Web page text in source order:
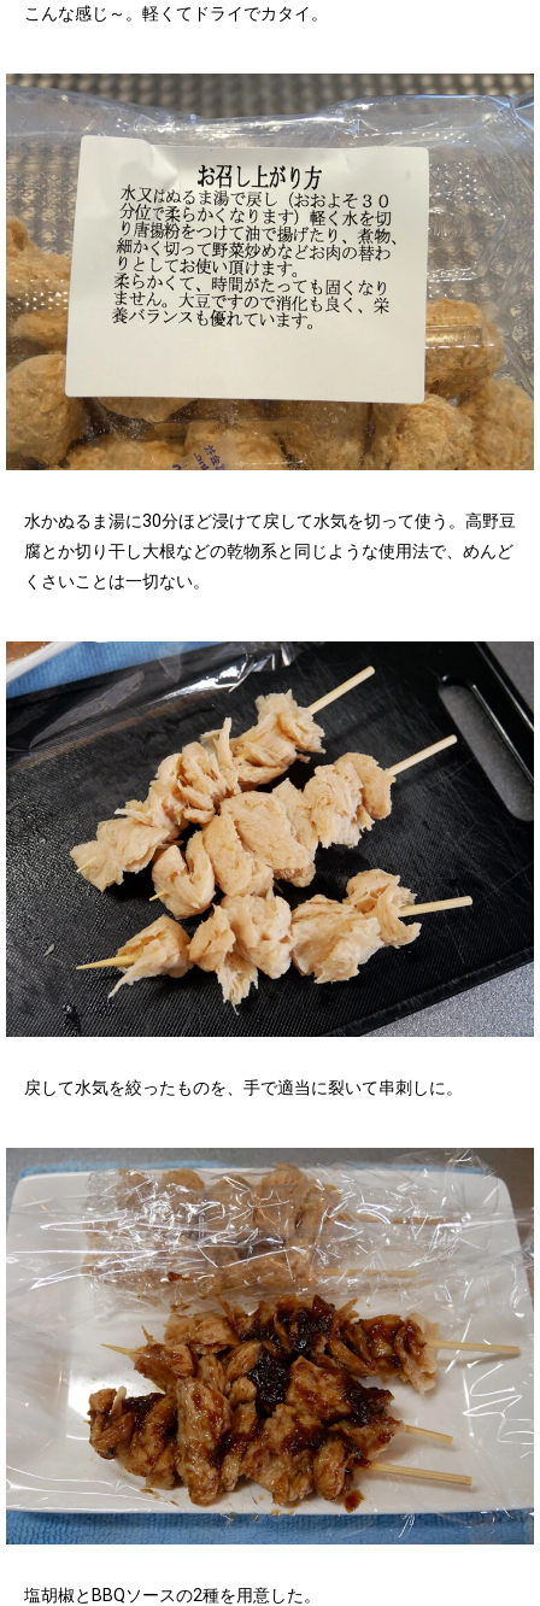
こんな感じ～。軽くてドライでカタイ。
水かぬるま湯に30分ほど浸けて戻して水気を切って使う。高野豆
腐とか切り干し大根などの乾物系と同じような使用法で、めんど
くさいことは一切ない。
戻して水気を絞ったものを、手で適当に裂いて串刺しに。
塩胡椒とBBQソースの2種を用意した。